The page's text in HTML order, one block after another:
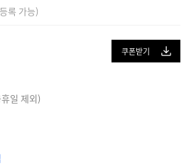
록 가능)
쿠폰받기
일 제외)